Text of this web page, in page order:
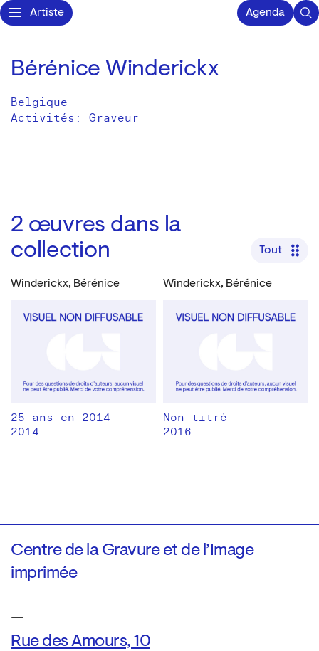
Artiste Agenda
Bérénice Winderickx
Belgique
Activités: Graveur
2 œuvres dans la
collection
Tout
Winderickx, Bérénice
25 ans en 2014
2014
Winderickx, Bérénice
Non titré
2016
Centre de la Gravure et de l’Image
imprimée
—
Rue des Amours, 10